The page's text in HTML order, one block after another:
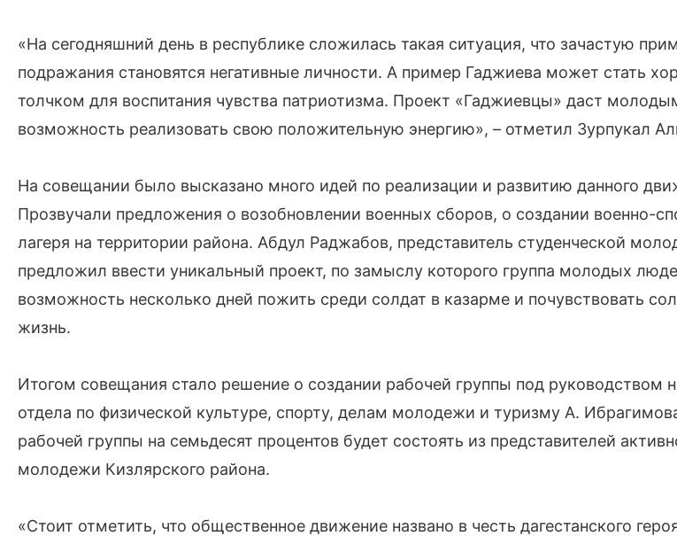
«На сегодняшний день в республике сложилась такая ситуация, что зачастую
подражания становятся негативные личности. А пример Гаджиева может стать
толчком для воспитания чувства патриотизма. Проект «Гаджиевцы» даст
возможность реализовать свою положительную энергию», – отметил Зурпукал
На совещании было высказано много идей по реализации и развитию данного
Прозвучали предложения о возобновлении военных сборов, о создании военно-
лагеря на территории района. Абдул Раджабов, представитель студенческой
предложил ввести уникальный проект, по замыслу которого группа молодых
возможность несколько дней пожить среди солдат в казарме и почувствовать
жизнь.
Итогом совещания стало решение о создании рабочей группы под руководством
отдела по физической культуре, спорту, делам молодежи и туризму А.
рабочей группы на семьдесят процентов будет состоять из представителей
молодежи Кизлярского района.
«Стоит отметить, что общественное движение названо в честь дагестанского